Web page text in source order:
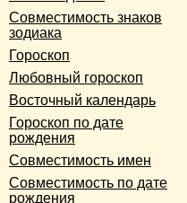
Совместимость знаков
зодиака
Гороскоп
Любовный гороскоп
Восточный календарь
Гороскоп по дате
рождения
Совместимость имен
Совместимость по дате
рождения